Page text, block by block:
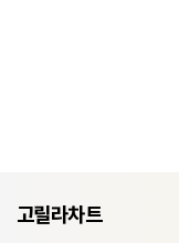
고릴라차트